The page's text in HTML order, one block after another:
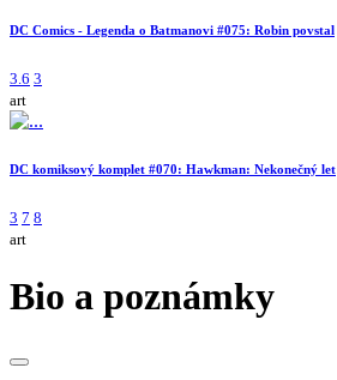
DC Comics - Legenda o Batmanovi #075: Robin povstal
3.6 3
art
DC komiksový komplet #070: Hawkman: Nekonečný let
3 7 8
art
Bio a poznámky